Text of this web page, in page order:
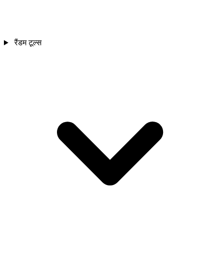
रैंडम टूल्स